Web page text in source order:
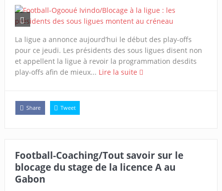
La ligue a annonce aujourd’hui le début des play-offs
pour ce jeudi. Les présidents des sous ligues disent non
et appellent la ligue à revoir la programmation desdits
play-offs afin de mieux... Lire la suite
Share Tweet
Football-Coaching/Tout savoir sur le
blocage du stage de la licence A au
Gabon